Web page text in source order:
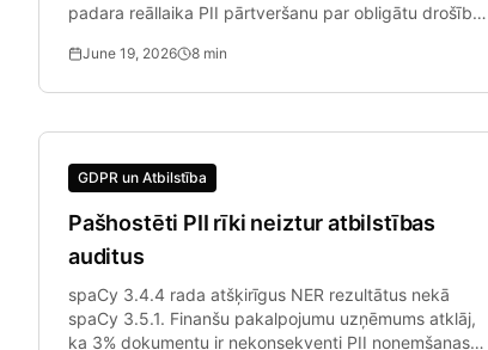
padara reāllaika PII pārtveršanu par obligātu drošības
June 19, 2026 8 min
GDPR un Atbilstība
Pašhostēti PII rīki neiztur atbilstības
auditus
spaCy 3.4.4 rada atšķirīgus NER rezultātus nekā
spaCy 3.5.1. Finanšu pakalpojumu uzņēmums atklāj,
ka 3% dokumentu ir nekonsekventi PII noņemšanas